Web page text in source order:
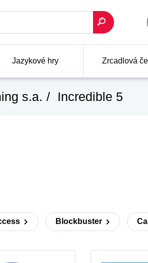
Jazykové hry Zrcadlová
s.a. Incredible 5
Blockbuster